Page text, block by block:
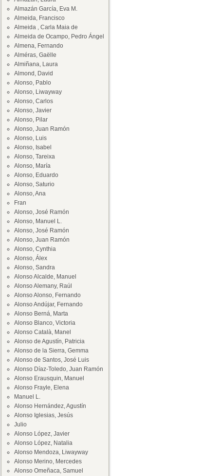
Almazán García, Eva M.
Almeida, Francisco
Almeida , Carla Maia de
Almeida de Ocampo, Pedro Ángel
Almena, Fernando
Alméras, Gaëlle
Almiñana, Laura
Almond, David
Alonso, Pablo
Alonso, Liwayway
Alonso, Carlos
Alonso, Javier
Alonso, Pilar
Alonso, Juan Ramón
Alonso, Luis
Alonso, Isabel
Alonso, Tareixa
Alonso, María
Alonso, Eduardo
Alonso, Saturio
Alonso, Ana
Fran
Alonso, José Ramón
Alonso, Manuel L.
Alonso, José Ramón
Alonso, Juan Ramón
Alonso, Cynthia
Alonso, Álex
Alonso, Sandra
Alonso Alcalde, Manuel
Alonso Alemany, Raúl
Alonso Alonso, Fernando
Alonso Andújar, Fernando
Alonso Berná, Marta
Alonso Blanco, Victoria
Alonso Català, Manel
Alonso de Agustín, Patricia
Alonso de la Sierra, Gemma
Alonso de Santos, José Luis
Alonso Díaz-Toledo, Juan Ramón
Alonso Erausquin, Manuel
Alonso Frayle, Elena
Manuel L.
Alonso Hernández, Agustín
Alonso Iglesias, Jesús
Julio
Alonso López, Javier
Alonso López, Natalia
Alonso Mendoza, Liwayway
Alonso Merino, Mercedes
Alonso Omeñaca, Samuel